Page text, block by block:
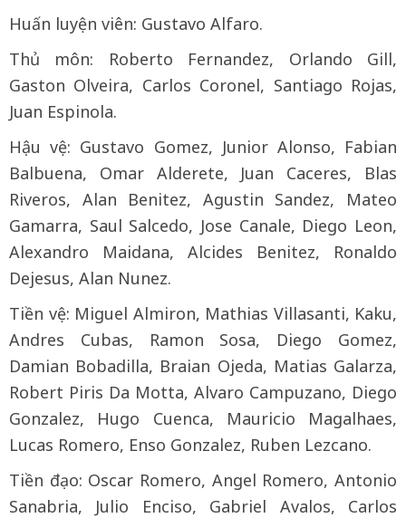
Huấn luyện viên: Gustavo Alfaro.
Thủ môn: Roberto Fernandez, Orlando Gill,
Gaston Olveira, Carlos Coronel, Santiago Rojas,
Juan Espinola.
Hậu vệ: Gustavo Gomez, Junior Alonso, Fabian
Balbuena, Omar Alderete, Juan Caceres, Blas
Riveros, Alan Benitez, Agustin Sandez, Mateo
Gamarra, Saul Salcedo, Jose Canale, Diego Leon,
Alexandro Maidana, Alcides Benitez, Ronaldo
Dejesus, Alan Nunez.
Tiền vệ: Miguel Almiron, Mathias Villasanti, Kaku,
Andres Cubas, Ramon Sosa, Diego Gomez,
Damian Bobadilla, Braian Ojeda, Matias Galarza,
Robert Piris Da Motta, Alvaro Campuzano, Diego
Gonzalez, Hugo Cuenca, Mauricio Magalhaes,
Lucas Romero, Enso Gonzalez, Ruben Lezcano.
Tiền đạo: Oscar Romero, Angel Romero, Antonio
Sanabria, Julio Enciso, Gabriel Avalos, Carlos